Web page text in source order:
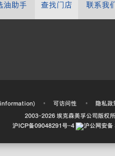
油助手 查找门店 联系我
• 可访问性 • 隐私政
2003-2026 埃克森美孚公司版权
沪ICP备09048291号-4
沪公网安